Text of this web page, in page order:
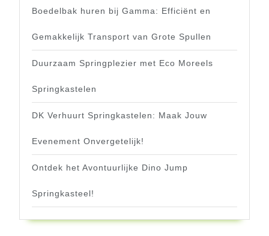
Boedelbak huren bij Gamma: Efficiënt en
Gemakkelijk Transport van Grote Spullen
Duurzaam Springplezier met Eco Moreels
Springkastelen
DK Verhuurt Springkastelen: Maak Jouw
Evenement Onvergetelijk!
Ontdek het Avontuurlijke Dino Jump
Springkasteel!